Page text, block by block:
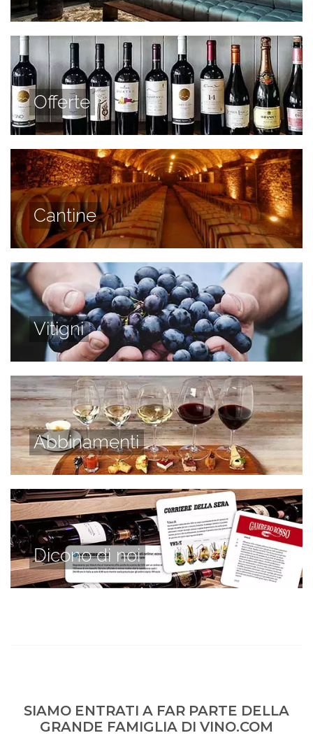
Offerte
Cantine
Vitigni
Abbinamenti
Dicono di noi
SIAMO ENTRATI A FAR PARTE DELLA
GRANDE FAMIGLIA DI VINO.COM